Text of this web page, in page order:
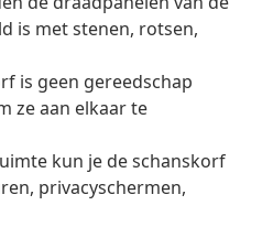
is met stenen, rotsen,
is geen gereedschap
ze aan elkaar te
kun je de schanskorf
privacyschermen,